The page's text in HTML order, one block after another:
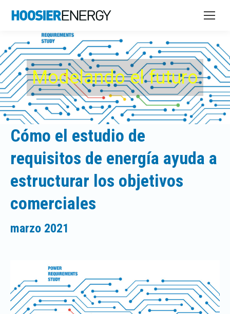
Modelando el futuro
Cómo el estudio de
requisitos de energía ayuda a
estructurar los objetivos
comerciales
marzo 2021